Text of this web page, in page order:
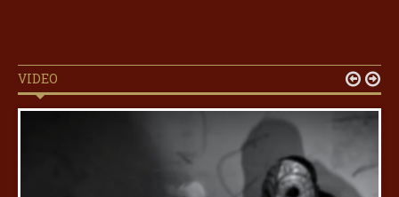
VIDEO  